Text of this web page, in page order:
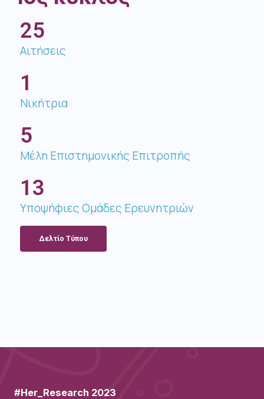
25
Αιτήσεις
1
Νικήτρια
5
Μέλη Επιστημονικής Επιτροπής​
13
Υποψήφιες Ομάδες Ερευνητριών
Δελτίo Τύπου
#Her_Research 2023